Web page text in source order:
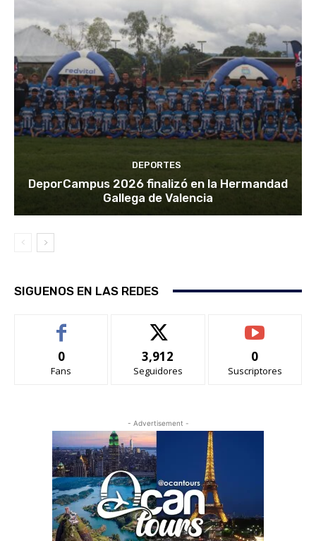
DEPORTES
DeporCampus 2026 finalizó en la Hermandad
Gallega de Valencia
SIGUENOS EN LAS REDES
0
Fans
3,912
Seguidores
0
Suscriptores
- Advertisement -